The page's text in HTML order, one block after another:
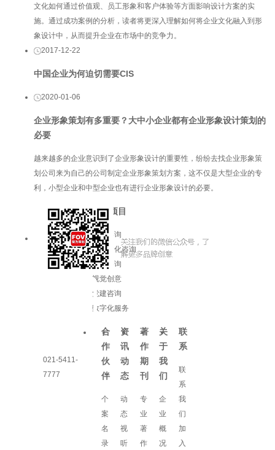
文化如何通过价值观、员工形象和客户体验等方面影响设计方案的实
施。通过成功案例的分析，读者将更深入理解如何将企业文化融入到形
象设计中，从而提升企业在市场中的竞争力。
2017-12-22
中国企业为何迫切需要CIS
2020-01-06
企业形象策划有多重要？大中小企业都有企业形象设计策划的
必要
越来越多的企业意识到了企业形象设计的重要性，纷纷去找企业形象策
划公司来为自己的公司制定企业形象策划方案，这不仅是大型企业的专
利，小型企业和中型企业也有进行企业形象设计的必要。
021-5411-
7777
服务项目
品牌咨询
企业文化咨询
增长咨询
视觉创意
党建咨询
数字化服务
合
作
伙
伴
个
案
名
录
资
讯
动
态
动
态
视
听
著
作
期
刊
专
业
著
作
关
于
我
们
企
业
概
况
联
系
联
系
我
们
加
入